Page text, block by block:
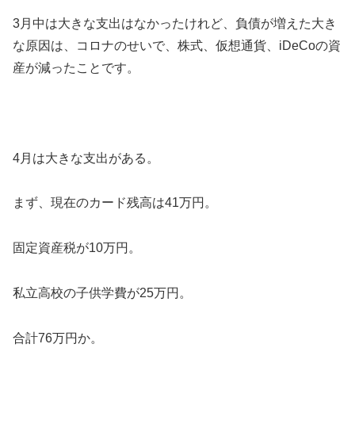
3月中は大きな支出はなかったけれど、負債が増えた大き
な原因は、コロナのせいで、株式、仮想通貨、iDeCoの資
産が減ったことです。
4月は大きな支出がある。
まず、現在のカード残高は41万円。
固定資産税が10万円。
私立高校の子供学費が25万円。
合計76万円か。